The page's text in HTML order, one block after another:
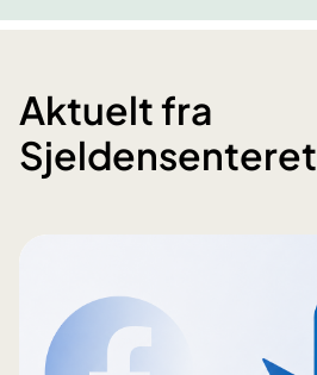
Aktuelt fra
Sjeldensenteret